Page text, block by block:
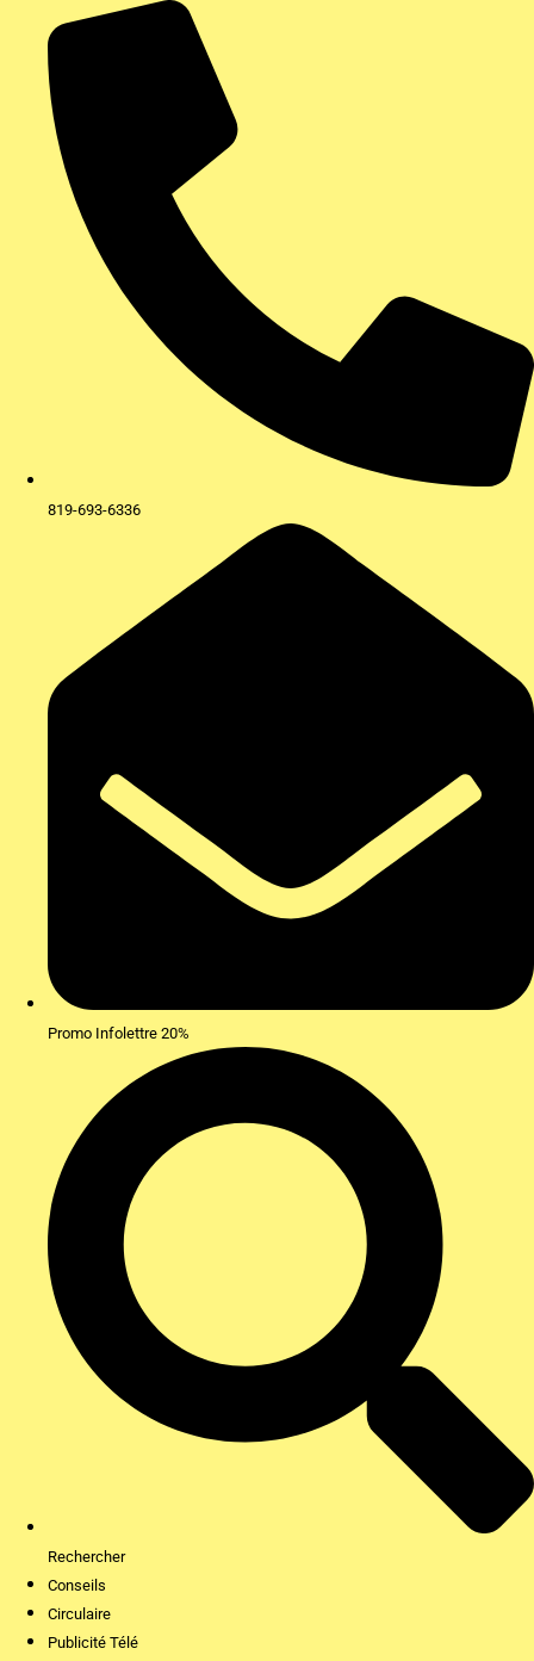
contenu
819-693-6336
Promo Infolettre 20%
Rechercher
Conseils
Circulaire
Publicité Télé